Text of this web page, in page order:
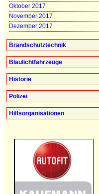
Oktober 2017
November 2017
Dezember 2017
Brandschutztechnik
Blaulichtfahrzeuge
Historie
Polizei
Hilfsorganisationen